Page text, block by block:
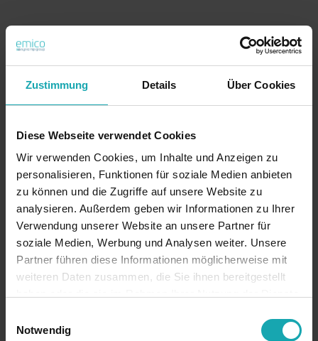
Zustimmung Details Über Cookies
Diese Webseite verwendet Cookies
Wir verwenden Cookies, um Inhalte und Anzeigen zu
personalisieren, Funktionen für soziale Medien anbieten
zu können und die Zugriffe auf unsere Website zu
analysieren. Außerdem geben wir Informationen zu Ihrer
Verwendung unserer Website an unsere Partner für
soziale Medien, Werbung und Analysen weiter. Unsere
Partner führen diese Informationen möglicherweise mit
weiteren Daten zusammen, die Sie ihnen bereitgestellt
Notwendig